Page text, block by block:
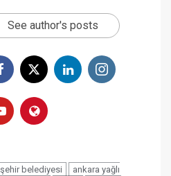
See author's posts
belediyesi
ankara yağlı